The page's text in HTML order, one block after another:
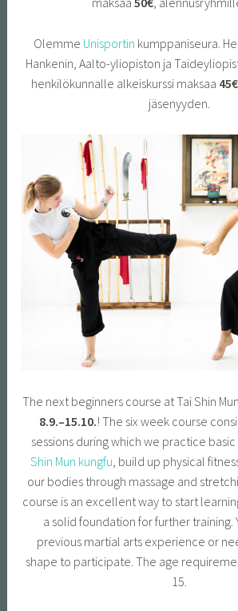
Olemme Unisportin kumppaniseura.
Hankenin, Aalto-yliopiston ja
henkilökunnalle alkeiskurssi maksaa 45€
jäsenyyden.
The next beginners course at Tai Shin
8.9.–15.10.! The six week course
sessions during which we practice
Shin Mun kungfu , build up physical
our bodies through massage and
course is an excellent way to start
a solid foundation for further training.
previous martial arts experience or
shape to participate. The age
15.